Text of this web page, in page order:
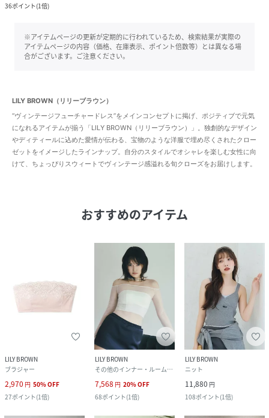
36ポイント(1倍)
※アイテムページの更新が定期的に行われているため、検索結果が実際の
アイテムページの内容（価格、在庫表示、ポイント倍数等）とは異なる場
合がございます。ご注意ください。
LILY BROWN（リリーブラウン）
“ヴィンテージフューチャードレス”をメインコンセプトに掲げ、ポジティブで元気
になれるアイテムが揃う「LILY BROWN（リリーブラウン）」。独創的なデザイン
やディティールに込めた愛情が伝わる、宝物のような洋服で埋め尽くされたクロー
ゼットをイメージしたラインナップ。自分のスタイルでオシャレを楽しむ女性に向
けて、ちょっぴりスウィートでヴィンテージ感溢れる旬クローズをお届けします。
おすすめのアイテム
LILY BROWN
ブラジャー
2,970 円 50%OFF
27ポイント(1倍)
LILY BROWN
その他のインナー・ルームウェア
7,568 円 20%OFF
68ポイント(1倍)
LILY BROWN
ニット
11,880 円
108ポイント(1倍)